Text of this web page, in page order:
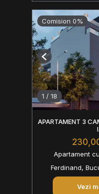
Comision 0%
1 / 18
Previous
APARTAMENT 3
Apartament
Ferdinand,
Vezi